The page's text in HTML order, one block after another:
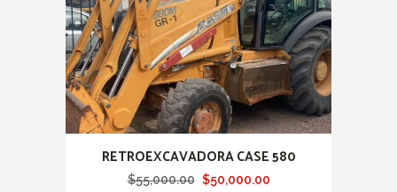
RETROEXCAVADORA CASE 580
$55,000.00 Original
$50,000.00Current